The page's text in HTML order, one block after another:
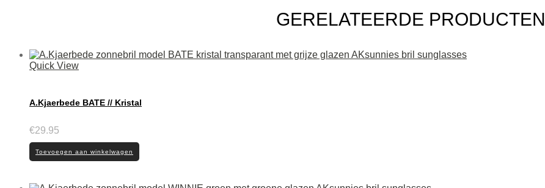
GERELATEERDE PRODUCTEN
Quick View
A.Kjaerbede BATE // Kristal
€29.95
Toevoegen aan winkelwagen